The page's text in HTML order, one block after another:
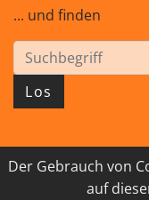
Der Gebrauch von
auf
... und finden
Los
© 2026